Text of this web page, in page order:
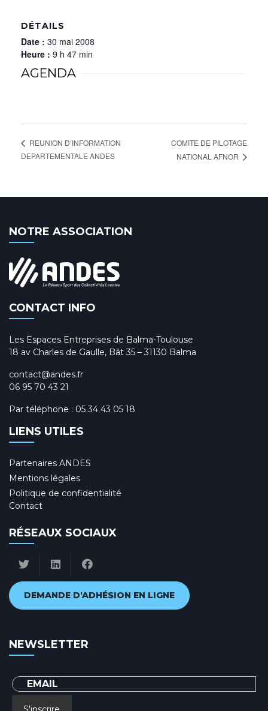
DÉTAILS
Date : 30 mai 2008
Heure : 9 h 47 min
AGENDA
REUNION D’INFORMATION
DEPARTEMENTALE ANDES
COMITE DE PILOTAGE
NATIONAL AFNOR
NOTRE ASSOCIATION
CONTACT INFO
Les Espaces Entreprises de Balma-Toulouse
18 av Charles de Gaulle, Bât 35 – 31130 Balma
contact@andes.fr
06 95 70 43 21
Par téléphone : 05 34 43 05 18
LIENS UTILES
Partenaires ANDES
Mentions légales
Politique de confidentialité
Contact
RÉSEAUX SOCIAUX
DEMANDE D'ADHÉSION EN LIGNE
NEWSLETTER